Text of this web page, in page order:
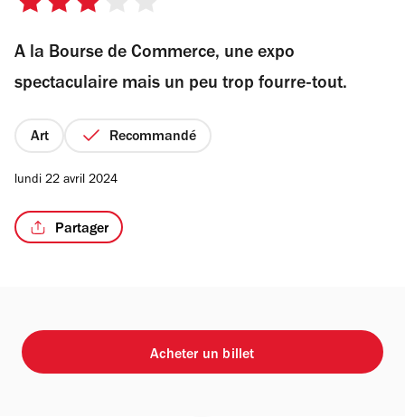
3
5
étoiles
A la Bourse de Commerce, une expo
spectaculaire mais un peu trop fourre-tout.
Art Recommandé
lundi 22 avril 2024
Partager
Acheter un billet